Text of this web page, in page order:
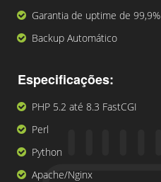
Garantia de uptime de 99,9%
Backup Automático
Especificações:
PHP 5.2 até 8.3 FastCGI
Perl
Python
Apache/Nginx